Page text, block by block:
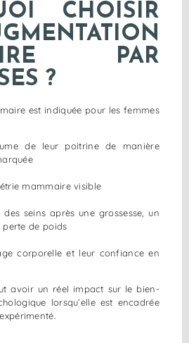
CHOISIR
PAR
?
est indiquée pour les femmes
de leur poitrine de manière
mammaire visible
seins après une grossesse, un
de poids
corporelle et leur confiance en
avoir un réel impact sur le bien-
lorsqu’elle est encadrée